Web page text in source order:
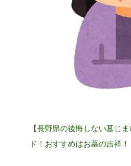
【長野県の後悔しない墓じ
ド！おすすめはお墓の吉祥！